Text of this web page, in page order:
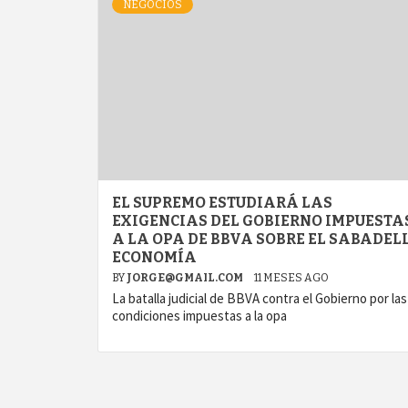
NEGOCIOS
EL SUPREMO ESTUDIARÁ LAS
EXIGENCIAS DEL GOBIERNO
A LA OPA DE BBVA SOBRE EL
ECONOMÍA
BY JORGE@GMAIL.COM 11 MESES AGO
La batalla judicial de BBVA contra el Gobierno por las
condiciones impuestas a la opa